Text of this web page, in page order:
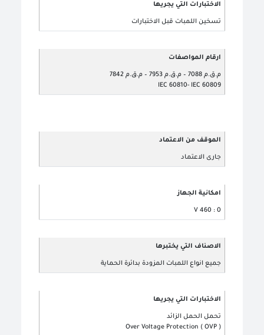
الاختبارات التي يجريها
تسخين اللمبات قبل الاختبارات
ارقام المواصفات
م.ق.م 7088 – م.ق.م 7953 – م.ق.م 7842
IEC 60810- IEC 60809
الموقف من الاعتماد
جارى الاعتماد
امكانية الجهاز
0 : 460 V
الاصناف التي يختبرها
جميع انواع اللمبات المزودة بدائرة الحماية
الاختبارات التي يجريها
تحمل الحمل الزائد
Over Voltage Protection ( OVP )